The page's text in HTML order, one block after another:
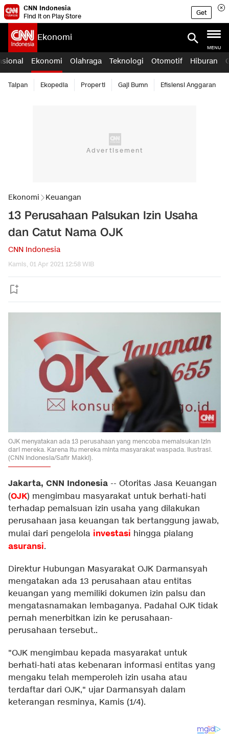
CNN Indonesia
Find it on Play Store
Get
Ekonomi
MENU
Ekonomi Olahraga Teknologi Otomotif Hiburan
Taipan Ekopedia Properti Gaji Bumn Efisiensi Anggaran
Ekonomi Keuangan
13 Perusahaan Palsukan Izin Usaha
dan Catut Nama OJK
CNN Indonesia
Kamis, 01 Apr 2021 12:58 WIB
OJK menyatakan ada 13 perusahaan yang mencoba memalsukan izin
dari mereka. Karena itu mereka minta masyarakat waspada. Ilustrasi.
(CNN Indonesia/Safir Makki).
Jakarta, CNN Indonesia -- Otoritas Jasa Keuangan
(OJK) mengimbau masyarakat untuk berhati-hati
terhadap pemalsuan izin usaha yang dilakukan
perusahaan jasa keuangan tak bertanggung jawab,
mulai dari pengelola investasi hingga pialang
asuransi.
Direktur Hubungan Masyarakat OJK Darmansyah
mengatakan ada 13 perusahaan atau entitas
keuangan yang memiliki dokumen izin palsu dan
mengatasnamakan lembaganya. Padahal OJK tidak
pernah menerbitkan izin ke perusahaan-
perusahaan tersebut..
"OJK mengimbau kepada masyarakat untuk
berhati-hati atas kebenaran informasi entitas yang
mengaku telah memperoleh izin usaha atau
terdaftar dari OJK," ujar Darmansyah dalam
keterangan resminya, Kamis (1/4).